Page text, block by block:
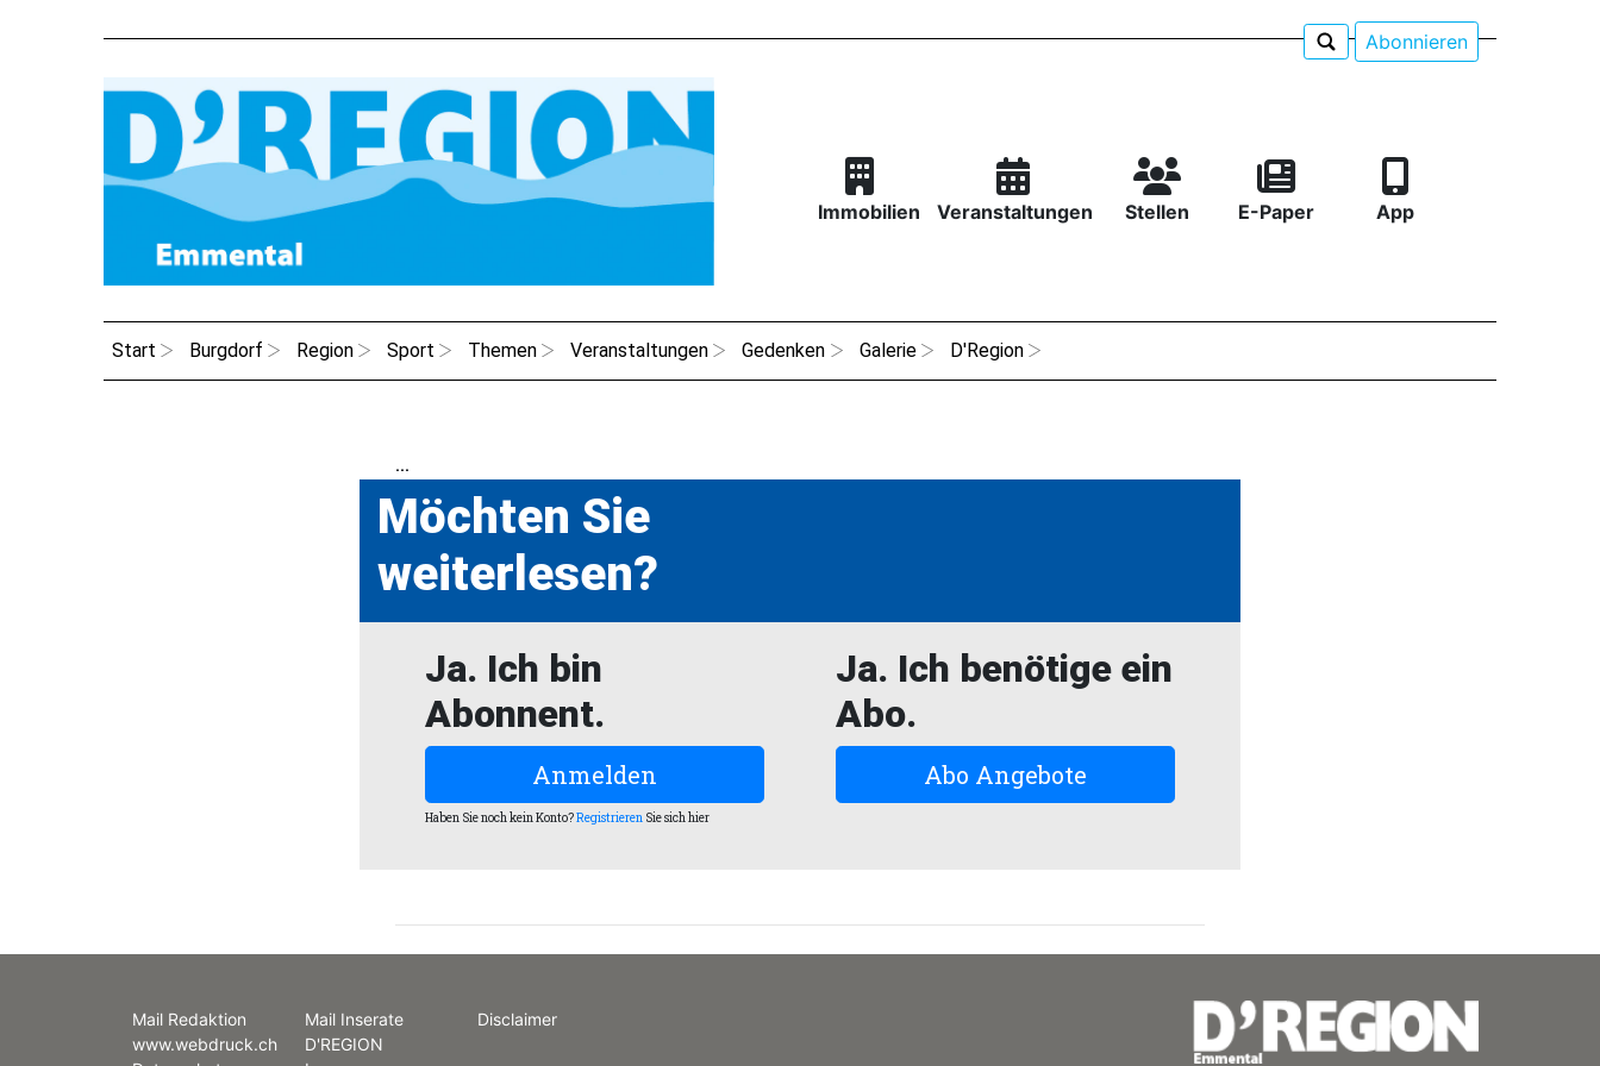
Abonnieren
Immobilien Veranstaltungen Stellen E-Paper App
Start Burgdorf Region Sport Themen Veranstaltungen Gedenken Galerie D'Region
...
Möchten Sie
weiterlesen?
Ja. Ich bin
Abonnent.
Anmelden
Haben Sie noch kein Konto?Registrieren Sie sich hier
Ja. Ich benötige ein
Abo.
Abo Angebote
Mail Redaktion
www.webdruck.ch
Mail Inserate
D'REGION
Disclaimer